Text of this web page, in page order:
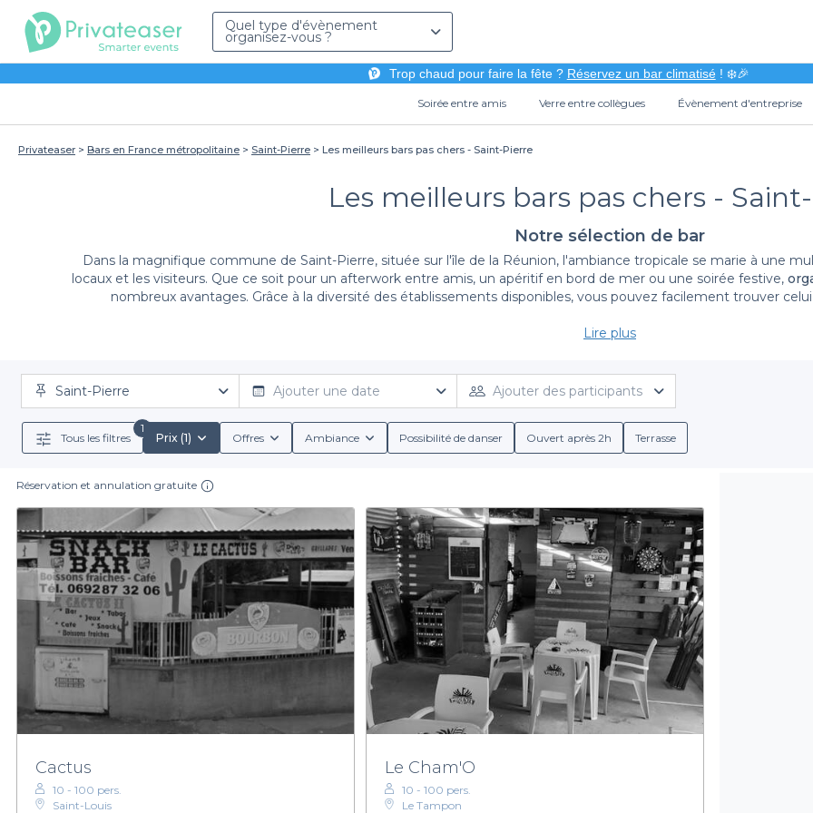
Quel type d'évènement
organisez-vous ?
Trop chaud pour faire la fête ? Réservez un bar climatisé! ❄️🎉
Soirée entre amis Verre entre collègues Évènement d'entreprise
Privateaser Bars en France métropolitaine Saint-Pierre Les meilleurs bars pas chers - Saint-Pierre
Les meilleurs bars pas chers -
Notre sélection de bar
Dans la magnifique commune de Saint-Pierre, située sur l'île de la Réunion, l'ambiance tropicale se marie à une
locaux et les visiteurs. Que ce soit pour un afterwork entre amis, un apéritif en bord de mer ou une soirée festive,
nombreux avantages. Grâce à la diversité des établissements disponibles, vous pouvez facilement trouver
En choisissant Privateaser, nous vous offrons uneexpérience de réservation simplifiée. Notre plateforme vous
Saint-Pierre, où vous pourrez profiter de délicieux cocktails, des bières bien fraîches ou même des planches de
établissements proposant desmenus de groupe attractifs, parfaits pour accueillir vos amis ou vos collègues. De
réservation claires, vous évitant ainsi toute mauvaise surprise.
Les bars que nous avons sélectionnés ne se contentent pas d'offrir des prix doux ; ils proposent également une
convivial de Saint-Pierre. Que vous souhaitiez une terrasse ensoleillée ou un cadre intimiste,nous avons des options
avec une multitude d'établissements, vous accéderez facilement à une variété de boissons, allant
Les avantages de passer par Privateaser sont nombreux. Non seulement vous gagnez du temps dans votre
en étant guidé à chaque étape du processus de réservation.
N'attendez plus pour explorer notre sélection debars pas chers à Saint-Pierre . Rendez-vous sur le site de
passer d'agréables moments sans vous ruiner. Nous sommes là pour vous aider à organiser vos événements
Lire plus
Saint-Pierre Ajouter une date Ajouter des participants
Tous les filtres
1
Prix (1) Offres Ambiance Possibilité de danser Ouvert après 2h Terrasse
Réservation et annulation gratuite
Cactus
10 - 100 pers.
Saint-Louis
Le Cham'O
10 - 100 pers.
Le Tampon